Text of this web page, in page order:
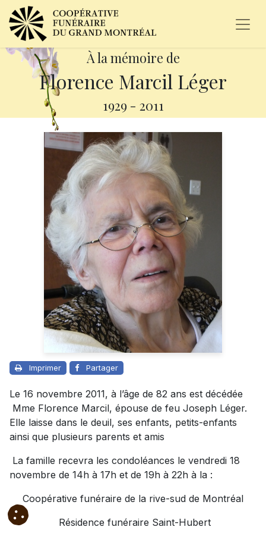
À la mémoire de
Florence Marcil Léger
1929 - 2011
Imprimer Partager
Le 16 novembre 2011, à l’âge de 82 ans est décédée
Mme Florence Marcil, épouse de feu Joseph Léger.
Elle laisse dans le deuil, ses enfants, petits-enfants
ainsi que plusieurs parents et amis
La famille recevra les condoléances le vendredi 18
novembre de 14h à 17h et de 19h à 22h à la :
Coopérative funéraire de la rive-sud de Montréal
Résidence funéraire Saint-Hubert